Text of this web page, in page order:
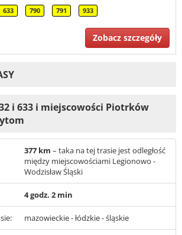
633 790 791 933
Zobacz szczegóły
i 633 i miejscowości Piotrków
377 km – taka na tej trasie jest odległość
między miejscowościami Legionowo -
Wodzisław Śląski
4 godz. 2 min
mazowieckie - łódzkie - śląskie